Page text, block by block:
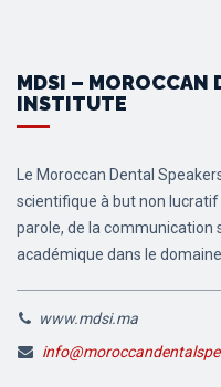
MDSI – MOROCCAN
INSTITUTE
Le Moroccan Dental
scientifique à but non
parole, de la communication
académique dans le
www.mdsi.ma